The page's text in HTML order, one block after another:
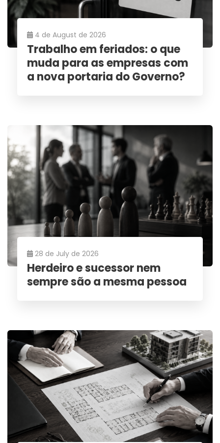
4 de August de 2026
Trabalho em feriados: o que
muda para as empresas com
a nova portaria do Governo?
28 de July de 2026
Herdeiro e sucessor nem
sempre são a mesma pessoa